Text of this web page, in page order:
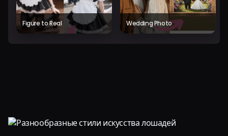
Figure to Real Wedding Photo